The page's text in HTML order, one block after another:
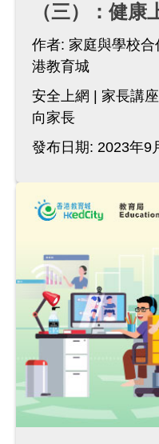
（三）：健
作者: 家庭與學校
港教育城
安全上網
家長講座
向家長
發布日期: 2023年9